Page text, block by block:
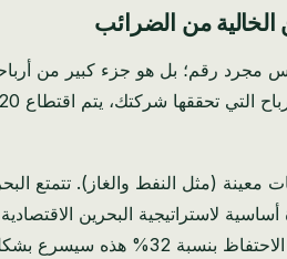
الخالية من الضرائب
مجرد رقم؛ بل هو جزء كبير من
(مثل النفط والغاز). تتمتع
لاستراتيجية البحرين
أسرع ومرونة مالية أكبر.